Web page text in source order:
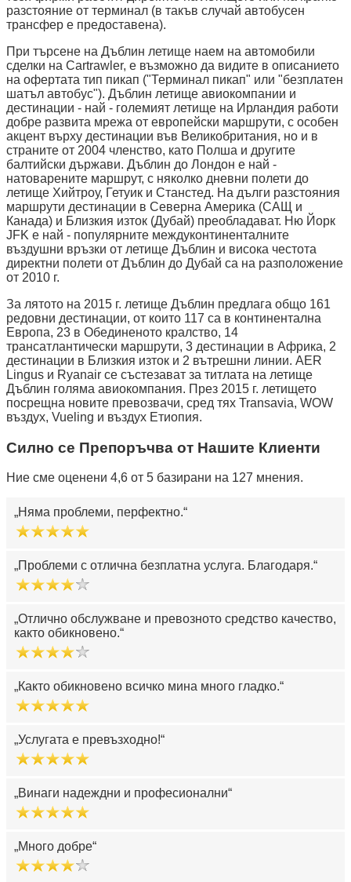
разстояние от терминал (в такъв случай автобусен
трансфер е предоставена).
При търсене на Дъблин летище наем на автомобили
сделки на Cartrawler, е възможно да видите в описанието
на офертата тип пикап ("Терминал пикап" или "безплатен
шатъл автобус"). Дъблин летище авиокомпании и
дестинации - най - големият летище на Ирландия работи
добре развита мрежа от европейски маршрути, с особен
акцент върху дестинации във Великобритания, но и в
страните от 2004 членство, като Полша и другите
балтийски държави. Дъблин до Лондон е най -
натоварените маршрут, с няколко дневни полети до
летище Хийтроу, Гетуик и Станстед. На дълги разстояния
маршрути дестинации в Северна Америка (САЩ и
Канада) и Близкия изток (Дубай) преобладават. Ню Йорк
JFK е най - популярните междуконтиненталните
въздушни връзки от летище Дъблин и висока честота
директни полети от Дъблин до Дубай са на разположение
от 2010 г.
За лятото на 2015 г. летище Дъблин предлага общо 161
редовни дестинации, от които 117 са в континентална
Европа, 23 в Обединеното кралство, 14
трансатлантически маршрути, 3 дестинации в Африка, 2
дестинации в Близкия изток и 2 вътрешни линии. AER
Lingus и Ryanair се състезават за титлата на летище
Дъблин голяма авиокомпания. През 2015 г. летището
посрещна новите превозвачи, сред тях Transavia, WOW
въздух, Vueling и въздух Етиопия.
Силно се Препоръчва от Нашите Клиенти
Ние сме оценени 4,6 от 5 базирани на 127 мнения.
Няма проблеми, перфектно.
Проблеми с отлична безплатна услуга. Благодаря.
Отлично обслужване и превозното средство качество,
както обикновено.
Както обикновено всичко мина много гладко.
Услугата е превъзходно!
Винаги надеждни и професионални
Много добре